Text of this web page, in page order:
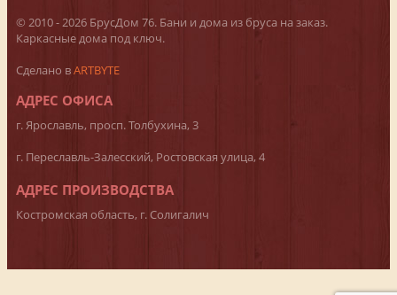
© 2010 - 2026 БрусДом 76. Бани и дома из бруса на заказ.
Каркасные дома под ключ.
Сделано вARTBYTE
АДРЕС ОФИСА
г. Ярославль, просп. Толбухина, 3
г. Переславль-Залесский, Ростовская улица, 4
АДРЕС ПРОИЗВОДСТВА
Костромская область, г. Солигалич